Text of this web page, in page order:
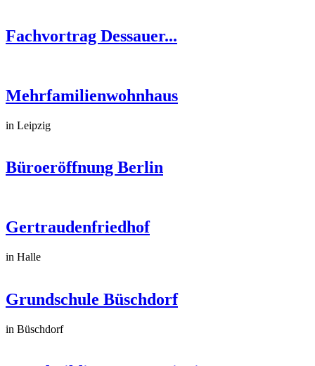
Fachvortrag Dessauer...
Mehrfamilienwohnhaus
in Leipzig
Büroeröffnung Berlin
Gertraudenfriedhof
in Halle
Grundschule Büschdorf
in Büschdorf